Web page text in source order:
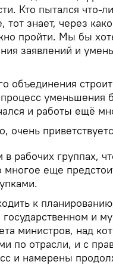
Кто пытался что-
тот знает, через
пройти. Мы бы
заявлений и
объединения
процесс уменьшения
и работы ещё
очень
рабочих группах,
многое еще
к
государственном и
министров, над
по отрасли, и с
и намерены